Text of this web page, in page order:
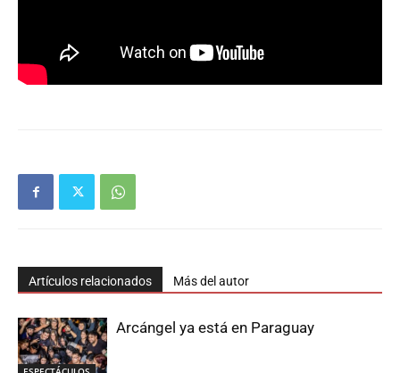
Artículos relacionados Más del autor
Arcángel ya está en Paraguay